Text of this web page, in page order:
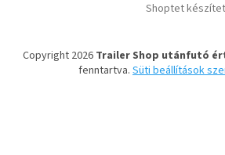
Shoptet
Copyright 2026 Trailer Shop utánfutó
fenntartva. Süti beállítások